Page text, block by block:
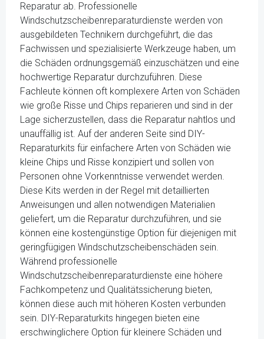
Reparatur ab. Professionelle
Windschutzscheibenreparaturdienste werden von
ausgebildeten Technikern durchgeführt, die das
Fachwissen und spezialisierte Werkzeuge haben, um
die Schäden ordnungsgemäß einzuschätzen und eine
hochwertige Reparatur durchzuführen. Diese
Fachleute können oft komplexere Arten von Schäden
wie große Risse und Chips reparieren und sind in der
Lage sicherzustellen, dass die Reparatur nahtlos und
unauffällig ist. Auf der anderen Seite sind DIY-
Reparaturkits für einfachere Arten von Schäden wie
kleine Chips und Risse konzipiert und sollen von
Personen ohne Vorkenntnisse verwendet werden.
Diese Kits werden in der Regel mit detaillierten
Anweisungen und allen notwendigen Materialien
geliefert, um die Reparatur durchzuführen, und sie
können eine kostengünstige Option für diejenigen mit
geringfügigen Windschutzscheibenschäden sein.
Während professionelle
Windschutzscheibenreparaturdienste eine höhere
Fachkompetenz und Qualitätssicherung bieten,
können diese auch mit höheren Kosten verbunden
sein. DIY-Reparaturkits hingegen bieten eine
erschwinglichere Option für kleinere Schäden und